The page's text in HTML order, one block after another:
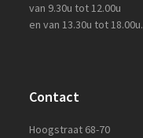
van 9.30u tot 12.00u
en van 13.30u tot 18.00u.
Contact
Hoogstraat 68-70